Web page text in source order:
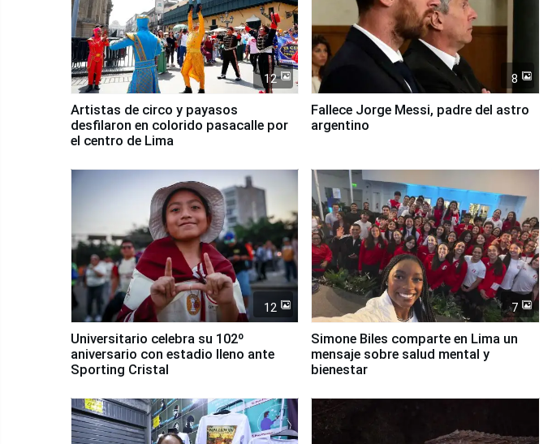
12
Artistas de circo y payasos
desfilaron en colorido pasacalle por
el centro de Lima
8
Fallece Jorge Messi, padre del astro
argentino
12
Universitario celebra su 102º
aniversario con estadio lleno ante
Sporting Cristal
7
Simone Biles comparte en Lima un
mensaje sobre salud mental y
bienestar